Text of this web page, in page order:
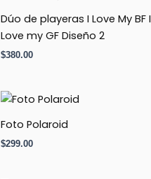
Dúo de playeras I Love My BF I
Love my GF Diseño 2
$380.00
Foto Polaroid
$299.00